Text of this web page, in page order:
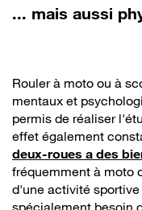
... mais aussi
Rouler à moto ou à
mentaux et
permis de réaliser
effet également
deux-roues a des
fréquemment à moto
d'une activité
spécialement besoin